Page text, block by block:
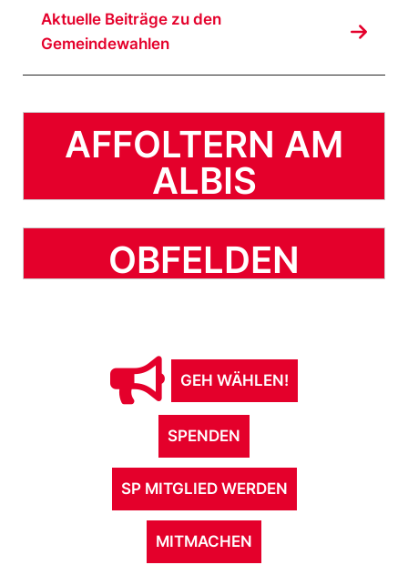
Aktuelle Beiträge zu den
Gemeindewahlen
AFFOLTERN AM
ALBIS
OBFELDEN
GEH WÄHLEN!
SPENDEN
SP MITGLIED WERDEN
MITMACHEN